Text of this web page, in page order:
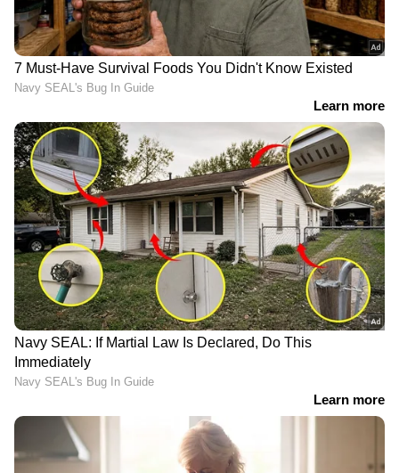
കാണുന്നതിലാണ്. ഹാഷ്‍ പോഷ് ആളാണ്.
എന്നാല്‍ മാനസികമായി അവനൊരു
മലയാളിയാണ്. മലയാളിയുടെ ഗൃഹാതുരുത്വം
അവന്റെ ഉള്ളിലുണ്ട്. അതായിരിക്കും ഞങ്ങളെ
പരസ്‍പരം അടുപ്പിച്ചത്. അവന് ചേച്ചിയില്ല.
എനിക്ക് മൂന്ന് അനിയൻമാരുണ്ട്. ഒരു
ചേട്ടനുണ്ട്. എന്റെ അനിയനാണ് അവനും.
അങ്ങനെയാകുമെന്ന് ഒരിക്കലും പ്രതീക്ഷിച്ചില്ല.
ഞങ്ങള്‍ രണ്ട് പേജാണ്. ഞാൻ ഒരു മലയാളി
പെണ്ണാണ്. വെസ്റ്റേണ്‍ ഡാൻസ് ഇഷ്‍ടപ്പെടുന്ന,
വെസ്റ്റേണ്‍ സിനിമ ഇഷ്‍ടപ്പെടുന്നു അവൻ.
അത്തരം ഡ്രസ്സുകള്‍ ധരിക്കാൻ ഇഷ്‍ടപ്പെടുന്നു.
മാനസികമായി ഹോംലി അറ്റാച്ച്‍മെന്റുണ്ട്
രണ്ടാള്‍ക്കും. അവൻ എന്നെ ചേച്ചിയായാണ്
കണ്ടത്.